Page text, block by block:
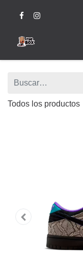
Todos los productos